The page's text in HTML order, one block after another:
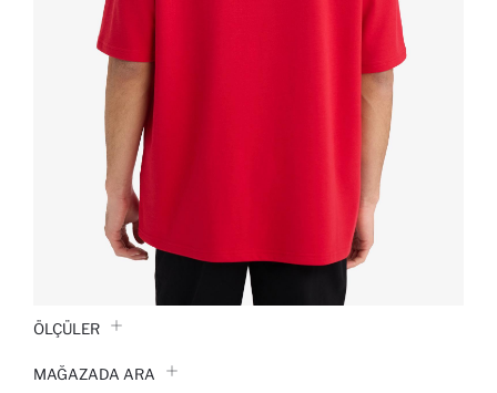
ÖLÇÜLER
MAĞAZADA ARA